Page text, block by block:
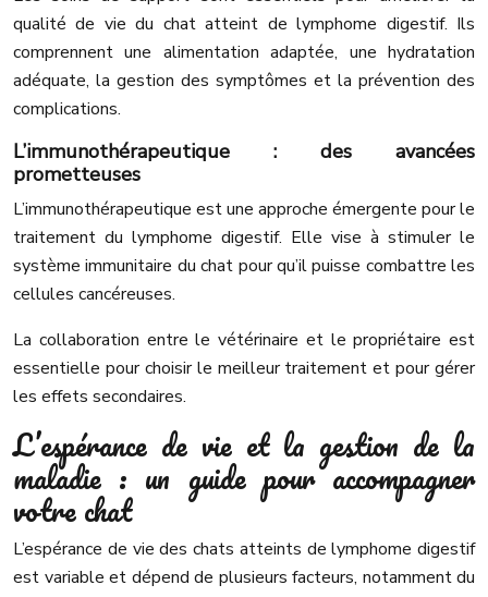
qualité de vie du chat atteint de lymphome digestif. Ils
comprennent une alimentation adaptée, une hydratation
adéquate, la gestion des symptômes et la prévention des
complications.
L’immunothérapeutique : des avancées
prometteuses
L’immunothérapeutique est une approche émergente pour le
traitement du lymphome digestif. Elle vise à stimuler le
système immunitaire du chat pour qu’il puisse combattre les
cellules cancéreuses.
La collaboration entre le vétérinaire et le propriétaire est
essentielle pour choisir le meilleur traitement et pour gérer
les effets secondaires.
L’espérance de vie et la gestion de la
maladie : un guide pour accompagner
votre chat
L’espérance de vie des chats atteints de lymphome digestif
est variable et dépend de plusieurs facteurs, notamment du